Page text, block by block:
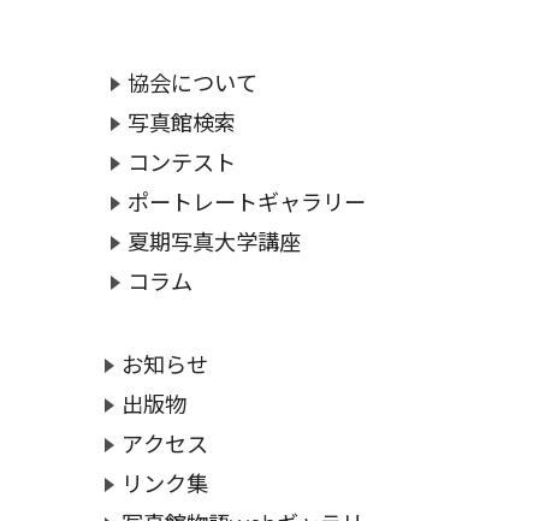
協会について
写真館検索
コンテスト
ポートレートギャラリー
夏期写真大学講座
コラム
お知らせ
出版物
アクセス
リンク集